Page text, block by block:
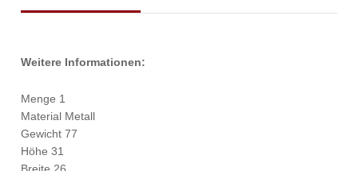
Weitere Informationen:
Menge 1
Material Metall
Gewicht 77
Höhe 31
Breite 26